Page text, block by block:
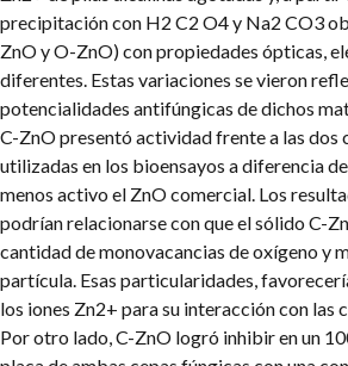
precipitación con H2 C2 O4 y Na2 CO3
ZnO y O-ZnO) con propiedades ópticas,
diferentes. Estas variaciones se vieron
potencialidades antifúngicas de dichos
C-ZnO presentó actividad frente a las dos
utilizadas en los bioensayos a diferencia
menos activo el ZnO comercial. Los
podrían relacionarse con que el sólido C-
cantidad de monovacancias de oxígeno y
partícula. Esas particularidades,
los iones Zn2+ para su interacción con las
Por otro lado, C-ZnO logró inhibir en un